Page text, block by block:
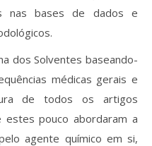
nas bases de dados e
dos Solventes baseando-
médicas gerais e
de todos os artigos
estes pouco abordaram a
agente químico em si,